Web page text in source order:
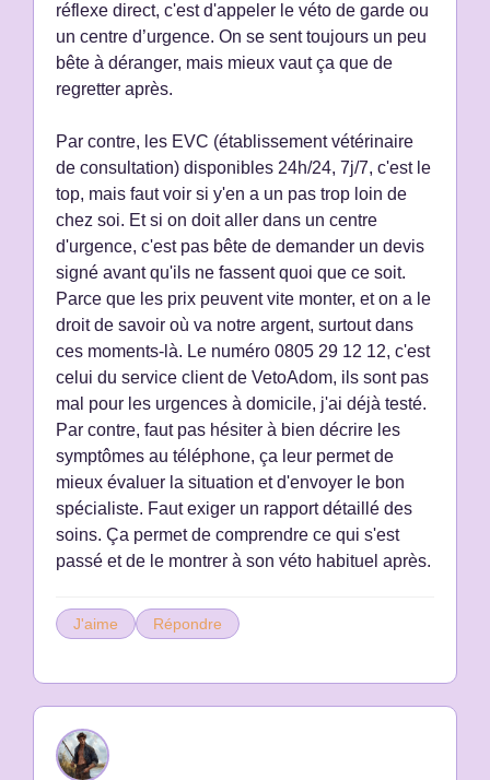
réflexe direct, c'est d'appeler le véto de garde ou
un centre d’urgence. On se sent toujours un peu
bête à déranger, mais mieux vaut ça que de
regretter après.
Par contre, les EVC (établissement vétérinaire
de consultation) disponibles 24h/24, 7j/7, c'est le
top, mais faut voir si y'en a un pas trop loin de
chez soi. Et si on doit aller dans un centre
d'urgence, c'est pas bête de demander un devis
signé avant qu'ils ne fassent quoi que ce soit.
Parce que les prix peuvent vite monter, et on a le
droit de savoir où va notre argent, surtout dans
ces moments-là. Le numéro 0805 29 12 12, c'est
celui du service client de VetoAdom, ils sont pas
mal pour les urgences à domicile, j'ai déjà testé.
Par contre, faut pas hésiter à bien décrire les
symptômes au téléphone, ça leur permet de
mieux évaluer la situation et d'envoyer le bon
spécialiste. Faut exiger un rapport détaillé des
soins. Ça permet de comprendre ce qui s'est
J'aime Répondre